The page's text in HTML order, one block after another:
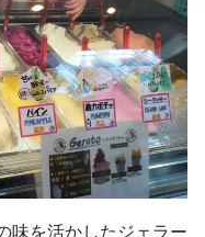
味を活かしたジェラー